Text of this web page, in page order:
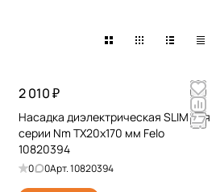
2 010 ₽
Насадка диэлектрическая SLIM для
серии Nm TX20x170 мм Felo
10820394
0 0Арт.10820394